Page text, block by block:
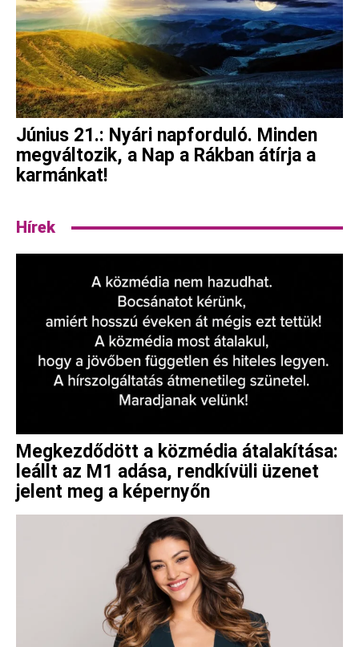
Június 21.: Nyári napforduló. Minden
megváltozik, a Nap a Rákban átírja a
karmánkat!
Hírek
Megkezdődött a közmédia átalakítása:
leállt az M1 adása, rendkívüli üzenet
jelent meg a képernyőn